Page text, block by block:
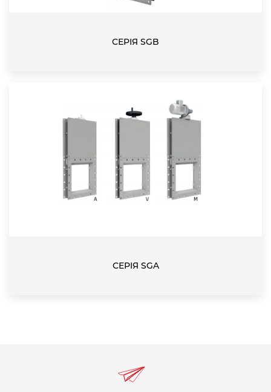
СЕРІЯ SGB
СЕРІЯ SGA